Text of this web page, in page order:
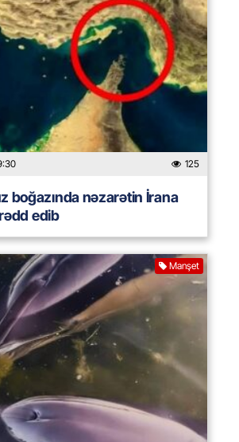
125
boğazında nəzarətin İrana
edib
Manşet